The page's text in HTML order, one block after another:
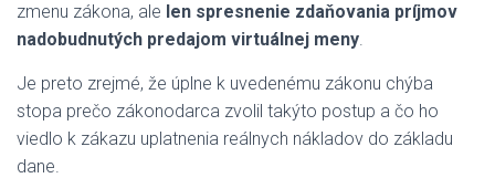
zmenu zákona, ale len spresnenie zdaňovania príjmov
nadobudnutých predajom virtuálnej meny.
Je preto zrejmé, že úplne k uvedenému zákonu chýba
stopa prečo zákonodarca zvolil takýto postup a čo ho
viedlo k zákazu uplatnenia reálnych nákladov do základu
dane.